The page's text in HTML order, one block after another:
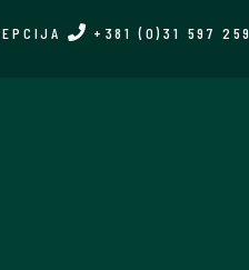
+381 (0)31 597 259